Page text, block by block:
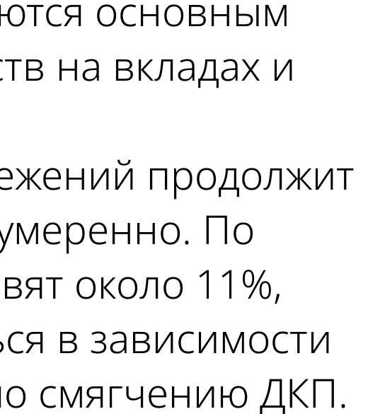
на вкладах и
продолжит
По
около 11%,
в зависимости
смягчению ДКП.